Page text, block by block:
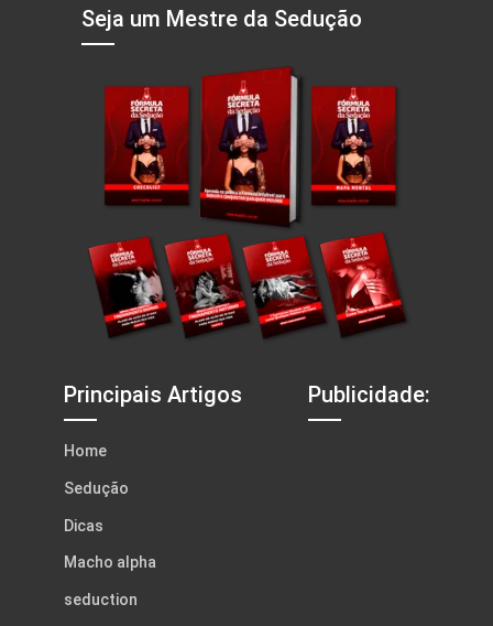
Seja um Mestre da Sedução
Principais Artigos
Home
Sedução
Dicas
Macho alpha
seduction
Publicidade: